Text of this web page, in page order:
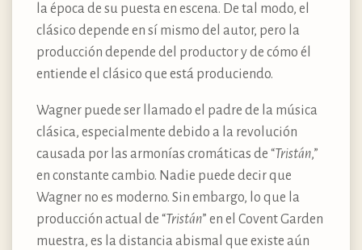
la época de su puesta en escena. De tal modo, el
clásico depende en sí mismo del autor, pero la
producción depende del productor y de cómo él
entiende el clásico que está produciendo.
Wagner puede ser llamado el padre de la música
clásica, especialmente debido a la revolución
causada por las armonías cromáticas de “Tristán,”
en constante cambio. Nadie puede decir que
Wagner no es moderno. Sin embargo, lo que la
producción actual de “Tristán” en el Covent Garden
muestra, es la distancia abismal que existe aún